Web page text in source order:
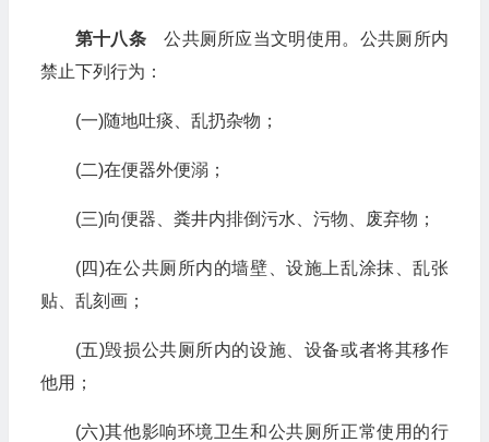
第十八条公共厕所应当文明使用。公共厕所内
禁止下列行为：
(一)随地吐痰、乱扔杂物；
(二)在便器外便溺；
(三)向便器、粪井内排倒污水、污物、废弃物；
(四)在公共厕所内的墙壁、设施上乱涂抹、乱张
贴、乱刻画；
(五)毁损公共厕所内的设施、设备或者将其移作
他用；
(六)其他影响环境卫生和公共厕所正常使用的行